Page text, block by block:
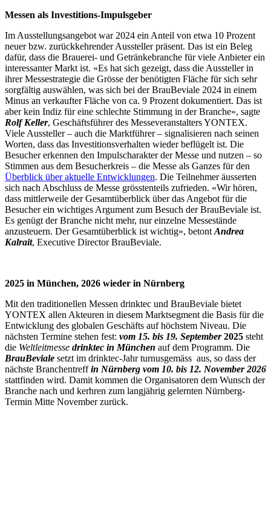
Messen als Investitions-Impulsgeber
Im Ausstellungsangebot war 2024 ein Anteil von etwa 10 Prozent
neuer bzw. zurückkehrender Aussteller präsent. Das ist ein Beleg
dafür, dass die Brauerei- und Getränkebranche für viele Anbieter ein
interessanter Markt ist. «Es hat sich gezeigt, dass die Aussteller in
ihrer Messestrategie die Grösse der benötigten Fläche für sich sehr
sorgfältig auswählen, was sich bei der BrauBeviale 2024 in einem
Minus an verkaufter Fläche von ca. 9 Prozent dokumentiert. Das ist
aber kein Indiz für eine schlechte Stimmung in der Branche», sagte
Rolf Keller, Geschäftsführer des Messeveranstalters YONTEX.
Viele Aussteller – auch die Marktführer – signalisieren nach seinen
Worten, dass das Investitionsverhalten wieder beflügelt ist. Die
Besucher erkennen den Impulscharakter der Messe und nutzen – so
Stimmen aus dem Besucherkreis – die Messe als Ganzes für den
Überblick über aktuelle Entwicklungen. Die Teilnehmer äusserten
sich nach Abschluss de Messe grösstenteils zufrieden. «Wir hören,
dass mittlerweile der Gesamtüberblick über das Angebot für die
Besucher ein wichtiges Argument zum Besuch der BrauBeviale ist.
Es genügt der Branche nicht mehr, nur einzelne Messestände
anzusteuern. Der Gesamtüberblick ist wichtig», betont Andrea
Kalrait, Executive Director BrauBeviale.
2025 in München, 2026 wieder in Nürnberg
Mit den traditionellen Messen drinktec und BrauBeviale bietet
YONTEX allen Akteuren in diesem Marktsegment die Basis für die
Entwicklung des globalen Geschäfts auf höchstem Niveau. Die
nächsten Termine stehen fest: vom 15. bis 19. September2025 steht
die Weltleitmesse drinktec in München auf dem Programm. Die
BrauBeviale setzt im drinktec-Jahr turnusgemäss aus, so dass der
nächste Branchentreffin Nürnberg vom 10. bis 12. November 2026
stattfinden wird. Damit kommen die Organisatoren dem Wunsch der
Branche nach und kerhren zum langjährig gelernten Nürnberg-
Termin Mitte November zurück.